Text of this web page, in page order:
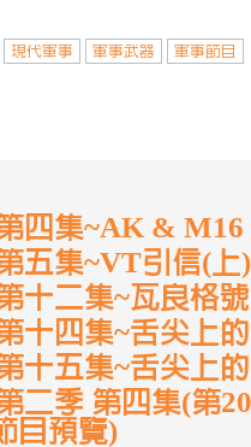
現代軍事 軍事武器 軍事節目
四集~AK & M16
五集~VT引信(上)
十二集~瓦良格
十四集~舌尖上
十五集~舌尖上
二季 第四集(第
目預覽)